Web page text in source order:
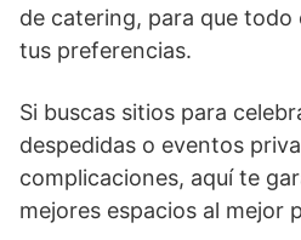
de catering, para que todo
tus preferencias.
Si buscas sitios para
despedidas o eventos
complicaciones, aquí te
mejores espacios al mejor